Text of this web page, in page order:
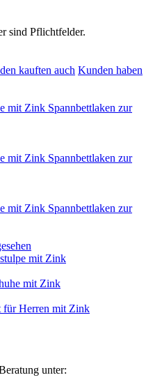
sind Pflichtfelder.
kauften auch Kunden haben
Spannbettlaken zur
Spannbettlaken zur
Spannbettlaken zur
mit Zink
mit Zink
für Herren mit Zink
unter: